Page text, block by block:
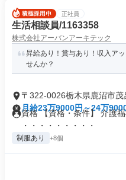
正社員
生活相談員/1163358
株式会社アーバンアーキテック
昇給あり！賞与あり！収入ア
せんか？
〒322-0026栃木県鹿沼市茂
月給23万9000円～24万
資格 【資格・条件】 介護
・・・・・・・・・
制服あり +8個